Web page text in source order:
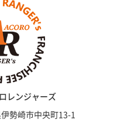
レンジャーズ
勢崎市中央町13-1